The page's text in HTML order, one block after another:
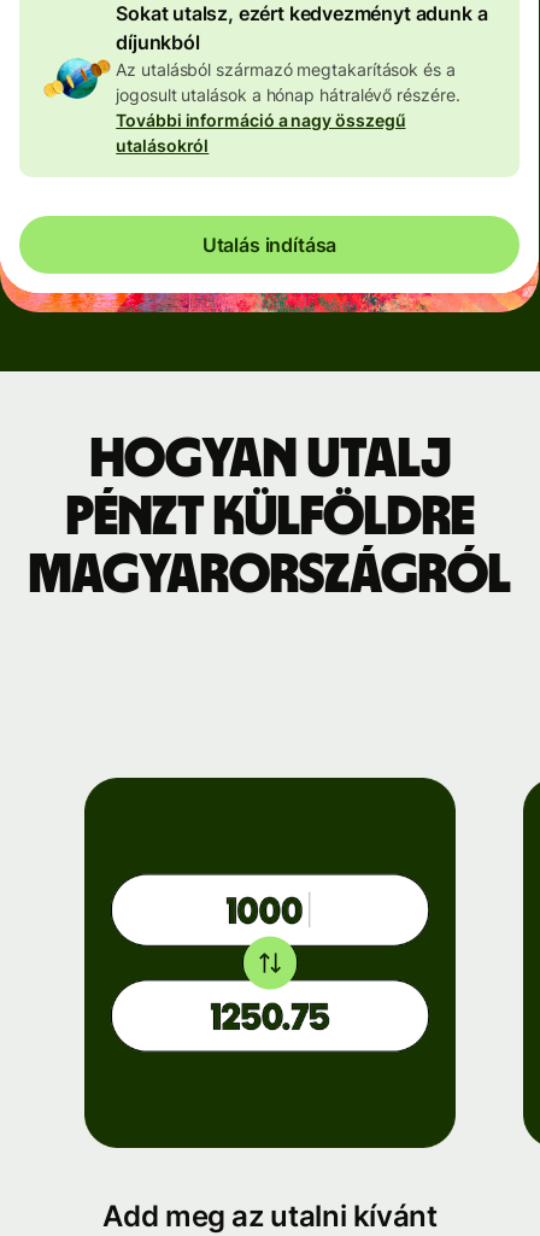
Sokat utalsz, ezért kedvezményt adunk a
díjunkból
Az utalásból származó megtakarítások és a
jogosult utalások a hónap hátralévő részére.
További információ a nagy összegű
utalásokról
Utalás indítása
Hogyan utalj
pénzt külföldre
Magyarországról
Add meg az utalni kívánt